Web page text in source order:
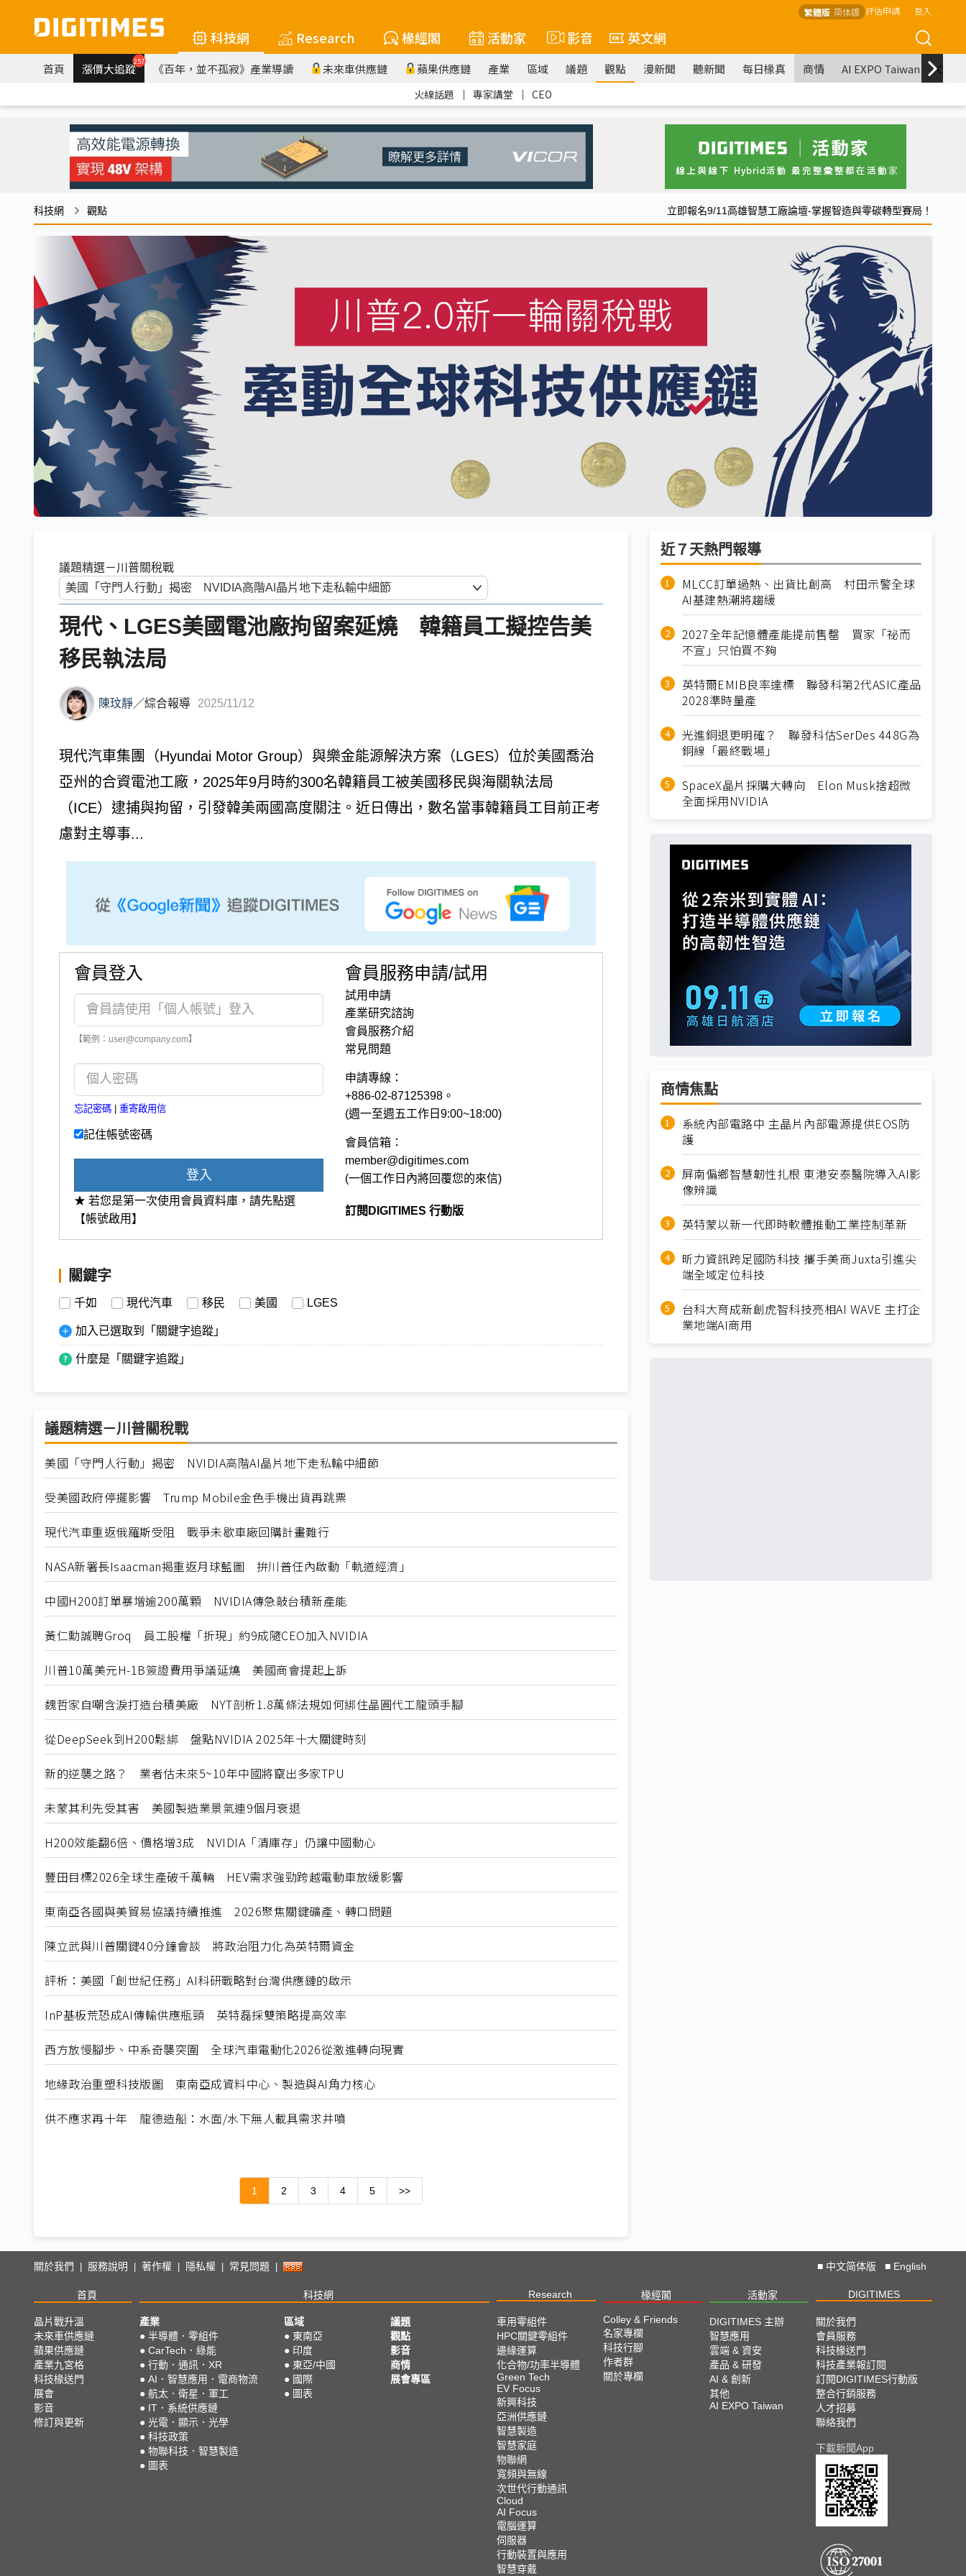
繁體版 简体版 評估申請 登入
科技網 Research 椽經閣 活動家 影音 英文網
首頁 漲價大追蹤257 《百年，並不孤寂》產業導讀 未來車供應鏈 蘋果供應鏈 產業 區域 議題 觀點 漫新聞 聽新聞 每日椽真 商情 AI EXPO Taiwan
火線話題 ｜ 專家講堂 ｜ CEO
科技網 觀點 立即報名9/11高雄智慧工廠論壇-掌握智造與零碳轉型賽局！
議題精選－川普關稅戰
現代、LGES美國電池廠拘留案延燒 韓籍員工擬控告美
移民執法局
陳玟靜／綜合報導 2025/11/12
現代汽車集團（Hyundai Motor Group）與樂金能源解決方案（LGES）位於美國喬治
亞州的合資電池工廠，2025年9月時約300名韓籍員工被美國移民與海關執法局
（ICE）逮捕與拘留，引發韓美兩國高度關注。近日傳出，數名當事韓籍員工目前正考
慮對主導事...
會員登入
【範例：user@company.com】
忘記密碼 | 重寄啟用信
記住帳號密碼
登入
★ 若您是第一次使用會員資料庫，請先點選
【帳號啟用】
會員服務申請/試用
試用申請
產業研究諮詢
會員服務介紹
常見問題
申請專線：
+886-02-87125398。
(週一至週五工作日9:00~18:00)
會員信箱：
member@digitimes.com
(一個工作日內將回覆您的來信)
訂閱DIGITIMES 行動版
關鍵字
千如 現代汽車 移民 美國 LGES
加入已選取到「關鍵字追蹤」
什麼是「關鍵字追蹤」
議題精選－川普關稅戰
美國「守門人行動」揭密 NVIDIA高階AI晶片地下走私輸中細節
受美國政府停擺影響 Trump Mobile金色手機出貨再跳票
現代汽車重返俄羅斯受阻 戰爭未歇車廠回購計畫難行
NASA新署長Isaacman揭重返月球藍圖 拚川普任內啟動「軌道經濟」
中國H200訂單暴增逾200萬顆 NVIDIA傳急敲台積新產能
黃仁勳誠聘Groq 員工股權「折現」約9成隨CEO加入NVIDIA
川普10萬美元H-1B簽證費用爭議延燒 美國商會提起上訴
魏哲家自嘲含淚打造台積美廠 NYT剖析1.8萬條法規如何綁住晶圓代工龍頭手腳
從DeepSeek到H200鬆綁 盤點NVIDIA 2025年十大關鍵時刻
新的逆襲之路？ 業者估未來5~10年中國將竄出多家TPU
未蒙其利先受其害 美國製造業景氣連9個月衰退
H200效能翻6倍、價格增3成 NVIDIA「清庫存」仍讓中國動心
豐田目標2026全球生產破千萬輛 HEV需求強勁跨越電動車放緩影響
東南亞各國與美貿易協議持續推進 2026聚焦關鍵礦產、轉口問題
陳立武與川普關鍵40分鐘會談 將政治阻力化為英特爾資金
評析：美國「創世紀任務」AI科研戰略對台灣供應鏈的啟示
InP基板荒恐成AI傳輸供應瓶頸 英特磊採雙策略提高效率
西方放慢腳步、中系奇襲突圍 全球汽車電動化2026從激進轉向現實
地緣政治重塑科技版圖 東南亞成資料中心、製造與AI角力核心
供不應求再十年 龍德造船：水面/水下無人載具需求井噴
1 2 3 4 5 >>
近７天熱門報導
MLCC訂單過熱、出貨比創高 村田示警全球
AI基建熱潮將趨緩
2027全年記憶體產能提前售罄 買家「祕而
不宣」只怕買不夠
英特爾EMIB良率達標 聯發科第2代ASIC產品
2028準時量產
光進銅退更明確？ 聯發科估SerDes 448G為
銅線「最終戰場」
SpaceX晶片採購大轉向 Elon Musk捨超微
全面採用NVIDIA
商情焦點
系統內部電路中 主晶片內部電源提供EOS防
護
屏南偏鄉智慧韌性扎根 東港安泰醫院導入AI影
像辨識
英特蒙以新一代即時軟體推動工業控制革新
昕力資訊跨足國防科技 攜手美商Juxta引進尖
端全域定位科技
台科大育成新創虎智科技亮相AI WAVE 主打企
業地端AI商用
關於我們 | 服務說明 | 著作權 | 隱私權 | 常見問題 | ■ 中文简体版 ■ English
首頁 科技網 Research 椽經閣 活動家 DIGITIMES
晶片戰升溫
未來車供應鏈
蘋果供應鏈
產業九宮格
科技椽送門
展會
影音
修訂與更新
產業
● 半導體．零組件
● CarTech．綠能
● 行動．通訊．XR
● AI．智慧應用．電商物流
● 航太．衛星．軍工
● IT．系統供應鏈
● 光電．顯示．光學
● 科技政策
● 物聯科技．智慧製造
● 圖表
區域
● 東南亞
● 印度
● 東亞/中國
● 國際
● 圖表
議題
觀點
影音
商情
展會專區
車用零組件
HPC關鍵零組件
邊緣運算
化合物/功率半導體
Green Tech
EV Focus
新興科技
亞洲供應鏈
智慧製造
智慧家庭
物聯網
寬頻與無線
次世代行動通訊
Cloud
AI Focus
電腦運算
伺服器
行動裝置與應用
智慧穿戴
Colley & Friends
名家專欄
科技行腳
作者群
關於專欄
DIGITIMES 主辦
智慧應用
雲端 & 資安
產品 & 研發
AI & 創新
其他
AI EXPO Taiwan
關於我們
會員服務
科技椽送門
科技產業報訂閱
訂閱DIGITIMES行動版
整合行銷服務
人才招募
聯絡我們
下載新聞App